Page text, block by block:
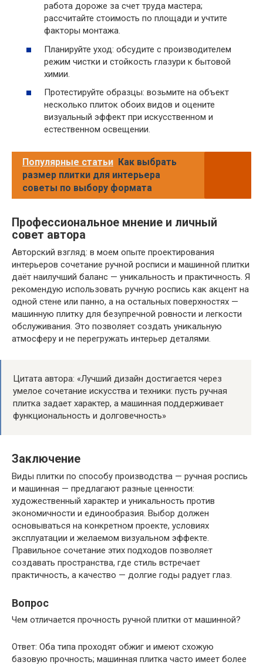
работа дороже за счет труда мастера;
рассчитайте стоимость по площади и учтите
факторы монтажа.
Планируйте уход: обсудите с производителем
режим чистки и стойкость глазури к бытовой
химии.
Протестируйте образцы: возьмите на объект
несколько плиток обоих видов и оцените
визуальный эффект при искусственном и
естественном освещении.
Популярные статьи Как выбрать
размер плитки для интерьера
советы по выбору формата
Профессиональное мнение и личный
совет автора
Авторский взгляд: в моем опыте проектирования
интерьеров сочетание ручной росписи и машинной плитки
даёт наилучший баланс — уникальность и практичность. Я
рекомендую использовать ручную роспись как акцент на
одной стене или панно, а на остальных поверхностях —
машинную плитку для безупречной ровности и легкости
обслуживания. Это позволяет создать уникальную
атмосферу и не перегружать интерьер деталями.
Цитата автора: «Лучший дизайн достигается через
умелое сочетание искусства и техники: пусть ручная
плитка задает характер, а машинная поддерживает
функциональность и долговечность»
Заключение
Виды плитки по способу производства — ручная роспись
и машинная — предлагают разные ценности:
художественный характер и уникальность против
экономичности и единообразия. Выбор должен
основываться на конкретном проекте, условиях
эксплуатации и желаемом визуальном эффекте.
Правильное сочетание этих подходов позволяет
создавать пространства, где стиль встречает
практичность, а качество — долгие годы радует глаз.
Вопрос
Чем отличается прочность ручной плитки от машинной?
Ответ: Оба типа проходят обжиг и имеют схожую
базовую прочность; машинная плитка часто имеет более